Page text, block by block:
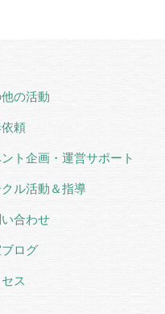
の活動
頼
ト企画・運営サポート
ル活動＆指導
合わせ
ログ
ス